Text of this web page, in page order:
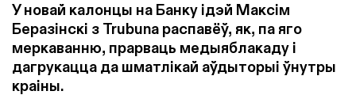
У новай калонцы на Банку ідэй Максім
Беразінскі з Trubuna распавёў, як, па яго
меркаванню, прарваць медыяблакаду і
дагрукацца да шматлікай аўдыторыі ўнутры
краіны.